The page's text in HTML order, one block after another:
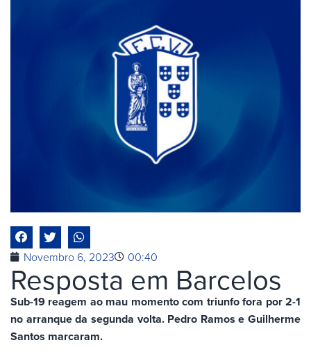
Novembro 6, 2023 00:40
Resposta em Barcelos
Sub-19 reagem ao mau momento com triunfo fora por 2-1
no arranque da segunda volta. Pedro Ramos e Guilherme
Santos marcaram.